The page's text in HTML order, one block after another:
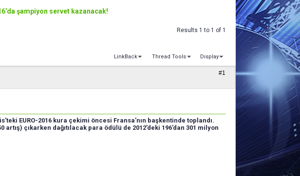
şampiyon servet kazanacak!
Results 1 to 1 of 1
LinkBack Thread Tools Display
#1
EURO-2016 kura çekimi öncesi Fransa’nın başkentinde toplandı.
artış) çıkarken dağıtılacak para ödülü de 2012’deki 196’dan 301 milyon